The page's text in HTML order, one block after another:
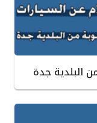
البلدية جدة